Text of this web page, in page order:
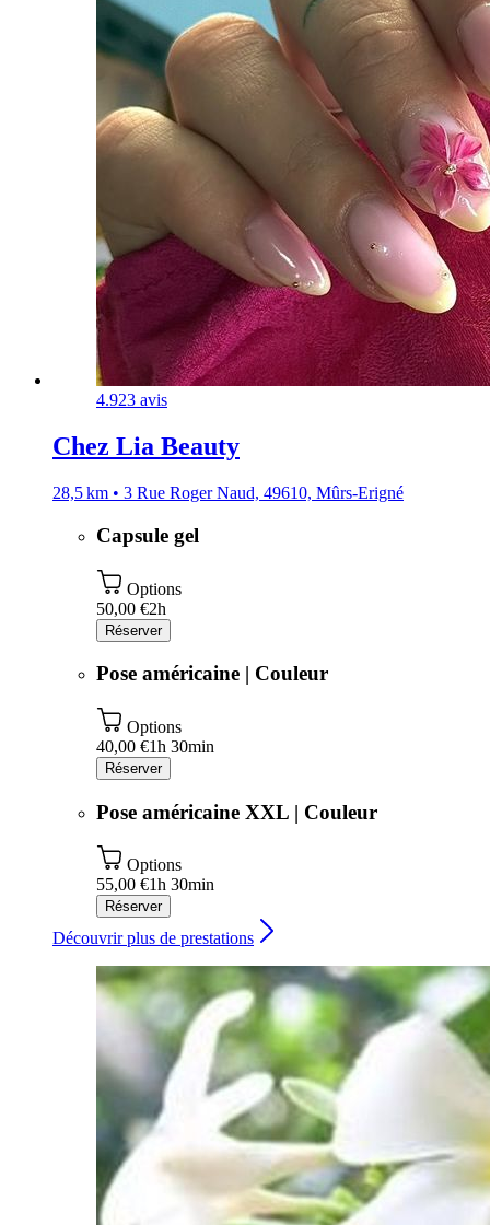
4.923 avis
Chez Lia Beauty
28,5 km • 3 Rue Roger Naud, 49610, Mûrs-Erigné
Capsule gel
Options
50,00 €2h
Réserver
Pose américaine | Couleur
Options
40,00 €1h 30min
Réserver
Pose américaine XXL | Couleur
Options
55,00 €1h 30min
Réserver
Découvrir plus de prestations